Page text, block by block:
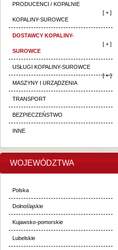
PRODUCENCI / KOPALNIE
KOPALINY-SUROWCE
[ + ]
DOSTAWCY KOPALINY-
SUROWCE
[ + ]
USŁUGI KOPALINY-SUROWCE
[ + ]
MASZYNY I URZĄDZENIA
TRANSPORT
BEZPIECZEŃSTWO
INNE
WOJEWÓDZTWA
Polska
Dolnośląskie
Kujawsko-pomorskie
Lubelskie